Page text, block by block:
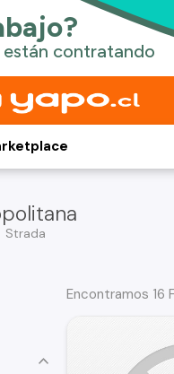
Strada
Encontramos 16